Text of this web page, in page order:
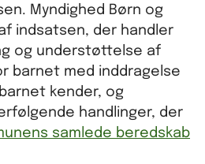
Myndighed Børn og
indsatsen, der handler
og understøttelse af
barnet med inddragelse
kender, og
handlinger, der
samlede beredskab